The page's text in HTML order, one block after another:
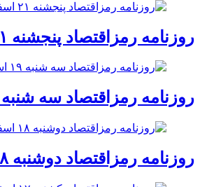
روزنامه رمزاقتصاد پنجشنه ۲۱ اسفند ۱۴۰۴
روزنامه رمزاقتصاد سه شنبه ۱۹ اسفند ۱۴۰۴
روزنامه رمزاقتصاد دوشنبه ۱۸ اسفند ۱۴۰۴